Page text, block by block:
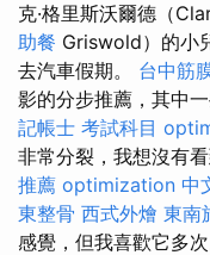
克·格里斯沃爾德（
助餐 Griswold）的小
去汽車假期。 台中筋
影的分步推薦，其中
記帳士 考試科目
非常分裂，我想沒有
推薦 optimization 中
東整骨 西式外燴 東南
感覺，但我喜歡它多次